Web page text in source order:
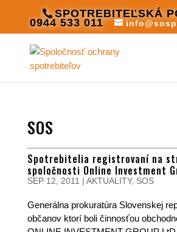
SPOTREBITEĽSKÁ
0944 533 011
SOS
Spotrebitelia registrovaní na
spoločnosti Online Investment
SEP 12, 2011 | AKTUALITY, SOS
Generálna prokuratúra Slovenskej
občanov ktorí boli činnosťou